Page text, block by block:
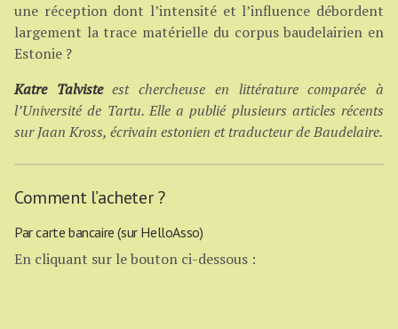
une réception dont l’intensité et l’influence débordent
largement la trace matérielle du corpus baudelairien en
Estonie ?
Katre Talvisteest chercheuse en littérature comparée à
l’Université de Tartu. Elle a publié plusieurs articles récents
sur Jaan Kross, écrivain estonien et traducteur de Baudelaire.
Comment l’acheter ?
Par carte bancaire (sur HelloAsso)
En cliquant sur le bouton ci-dessous :